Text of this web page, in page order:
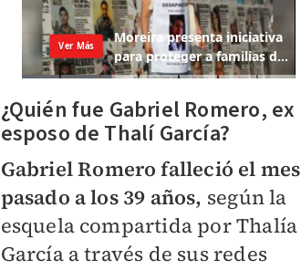
¿Quién fue Gabriel Romero, ex
esposo de Thalí García?
Gabriel Romero falleció el mes
pasado a los 39 años, según la
esquela compartida por Thalía
García a través de sus redes